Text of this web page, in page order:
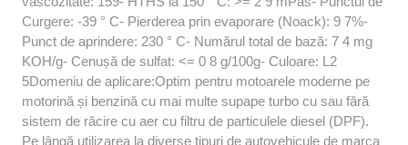
Curgere: -39 ° C- Pierderea prin evaporare (Noack): 9 7%-
Punct de aprindere: 230 ° C- Numărul total de bază: 7 4 mg
KOH/g- Cenușă de sulfat: <= 0 8 g/100g- Culoare: L2
5Domeniu de aplicare:Optim pentru motoarele moderne pe
motorină și benzină cu mai multe supape turbo cu sau fără
sistem de răcire cu aer cu filtru de particulele diesel (DPF).
Pe lângă utilizarea la diverse tipuri de autovehicule de marca